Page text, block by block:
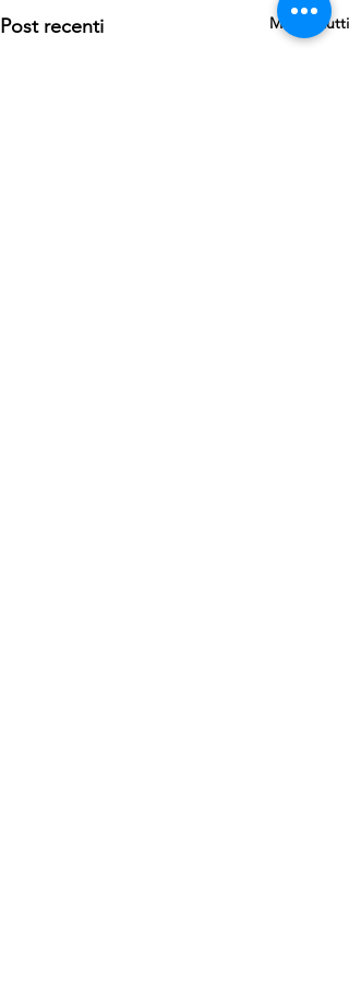
Post recenti Mostra tutti